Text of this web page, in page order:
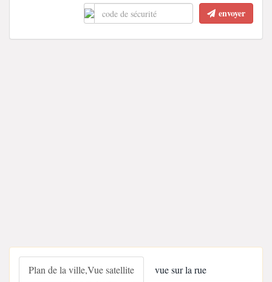
envoyer
Plan de la ville,Vue satellite vue sur la rue